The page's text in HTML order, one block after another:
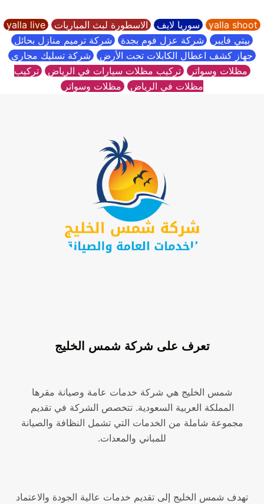
yalla shoot سوريا لايف الاسطورة لبث المباريات yalla live
بيتي فايبر شركة عزل فوم بجدة شركة ترميم منازل بحائل
جهاز كشف اعطال الكابلات تحت الأرض شركة تسليك مجاري
مظلات وسواتر تركيب مظلات سيارات في الرياض تركيب
مظلات في الرياض مظلات وسواتر
تعرف على شركة شمس الخليج
شمس الخليج هي شركة خدمات عامة وصيانة مقرها
المملكة العربية السعودية. تتخصص الشركة في تقديم
مجموعة شاملة من الخدمات التي تشمل النظافة والصيانة
للمباني والمعدات.
تهدف شمس الخليج إلى تقديم خدمات عالية الجودة والاعتماد